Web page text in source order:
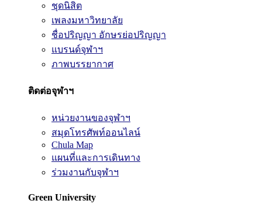
ชุดนิสิต
เพลงมหาวิทยาลัย
ชื่อปริญญา อักษรย่อปริญญา
แบรนด์จุฬาฯ
ภาพบรรยากาศ
ติดต่อจุฬาฯ
หน่วยงานของจุฬาฯ
สมุดโทรศัพท์ออนไลน์
Chula Map
แผนที่และการเดินทาง
ร่วมงานกับจุฬาฯ
Green University